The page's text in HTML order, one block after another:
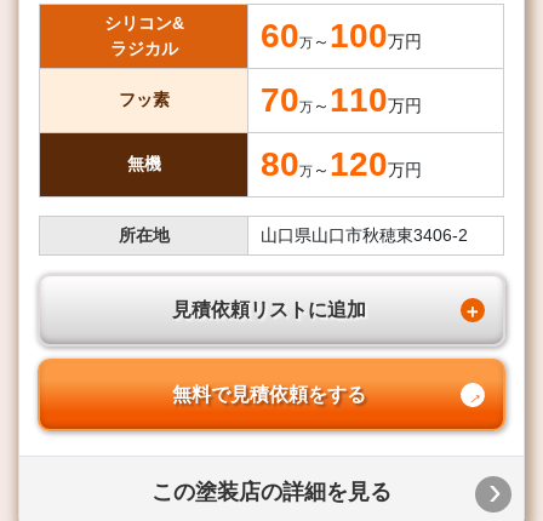
所在地 山口県山口市秋穂東3406-2
シリコン&
ラジカル
60万 ～ 100万円
フッ素 70万 ～ 110万円
無機 80万 ～ 120万円
見積依頼リストに追加
無料で見積依頼をする
この塗装店の詳細を見る